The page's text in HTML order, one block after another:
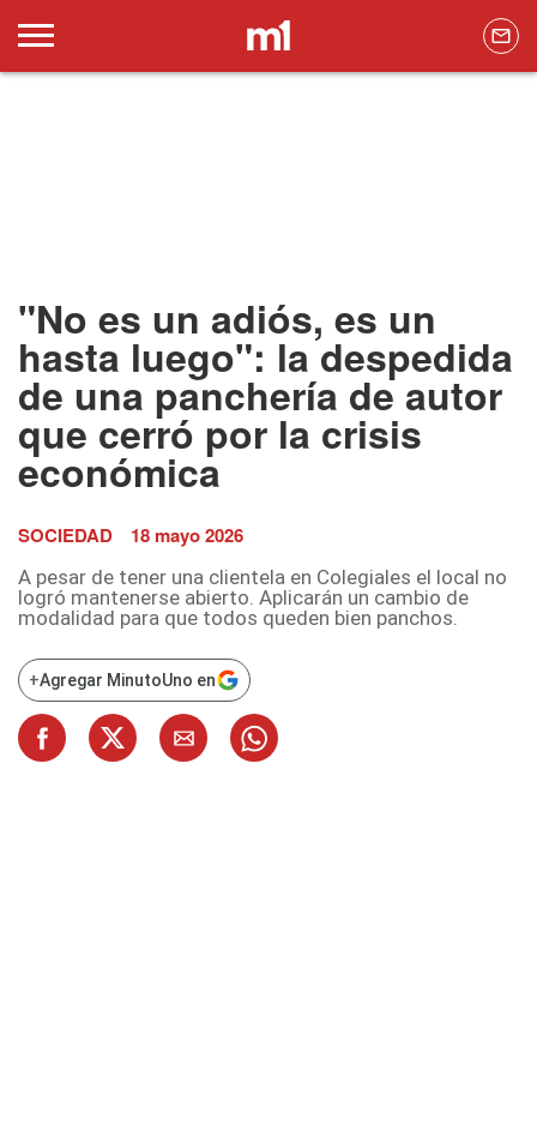
"No es un adiós, es un
hasta luego": la despedida
de una panchería de autor
que cerró por la crisis
económica
SOCIEDAD 18 mayo 2026
A pesar de tener una clientela en Colegiales el local no
logró mantenerse abierto. Aplicarán un cambio de
modalidad para que todos queden bien panchos.
+Agregar MinutoUno en